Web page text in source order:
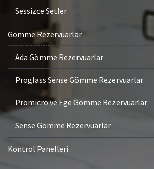
Sessizce Setler
Gömme Rezervuarlar
Ada Gömme Rezervuarlar
Proglass Sense Gömme Rezervuarlar
Promicro ve Ege Gömme Rezervuarlar
Sense Gömme Rezervuarlar
Kontrol Panelleri